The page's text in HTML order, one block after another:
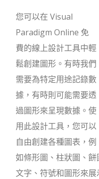
您可以在 Visual
Paradigm Online 免
費的線上設計工具中輕
鬆創建圖形。有時我們
需要為特定用途記錄數
據，有時則可能需要透
過圖形來呈現數據。使
用此設計工具，您可以
自由創建各種圖表，例
如條形圖、柱狀圖、
文字、符號和圖形來